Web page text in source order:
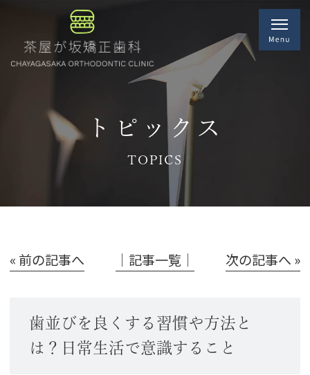
トピックス
TOPICS
« 前の記事へ │記事一覧│ 次の記事へ »
歯並びを良くする習慣や方法と
は？日常生活で意識すること